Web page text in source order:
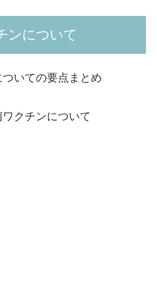
ンについて